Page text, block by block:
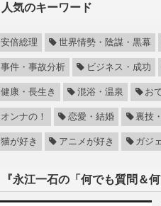
人気のキーワード
安倍総理 世界情勢・陰謀・黒幕
事件・事故分析 ビジネス・成功
健康・長生き 混浴・温泉 お
オンナの！ 恋愛・結婚 裏技
猫が好き アニメが好き ガジ
『永江一石の「何でも質問＆